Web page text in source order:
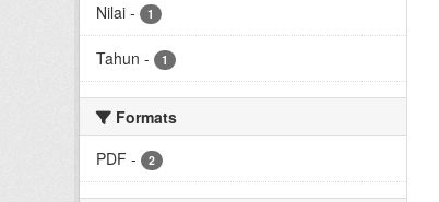
Nilai - 1
Tahun - 1
Formats
PDF - 2